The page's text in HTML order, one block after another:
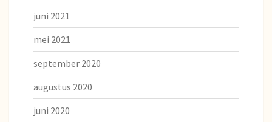
juni 2021
mei 2021
september 2020
augustus 2020
juni 2020